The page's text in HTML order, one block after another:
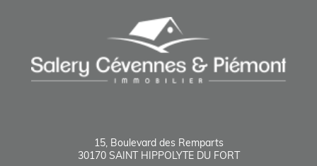
15, Boulevard des Remparts
30170 SAINT HIPPOLYTE DU FORT